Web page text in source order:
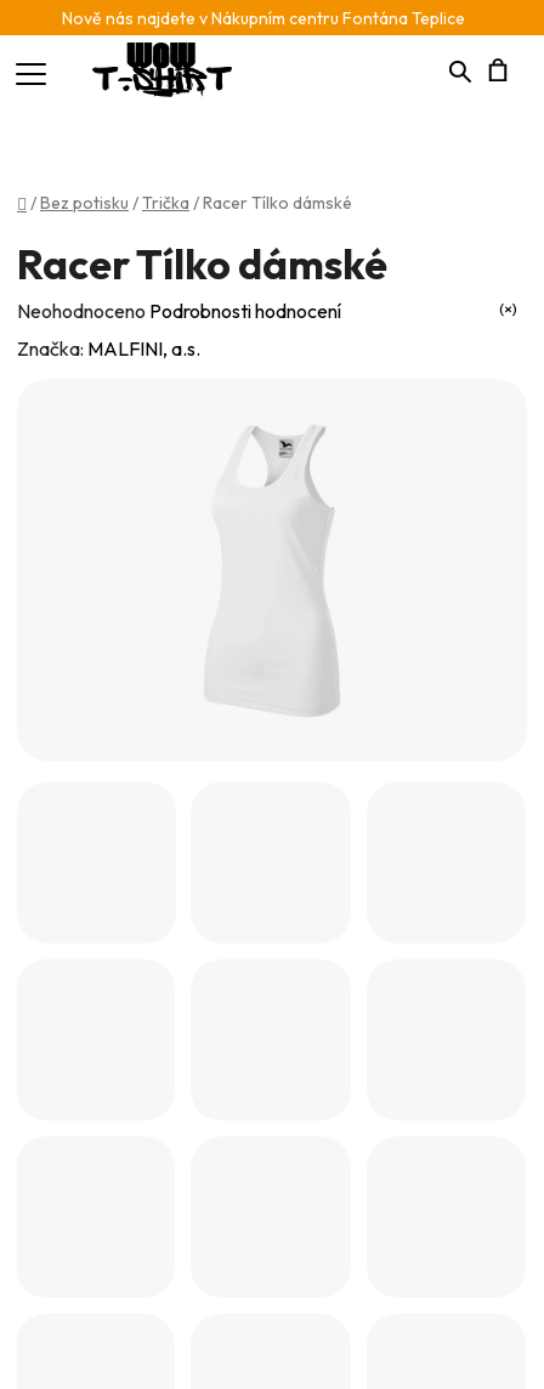
Nově nás najdete v Nákupním centru Fontána Teplice
Hledat
Domů
/Bez potisku /Trička /Racer Tílko dámské
Racer Tílko dámské
Průměrné
hodnocení
Neohodnoceno Podrobnosti hodnocení
Značka: MALFINI, a.s.